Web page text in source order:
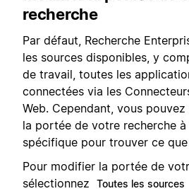
recherche
Par défaut, Recherche
les sources disponibles, y
de travail, toutes les
connectées via les
Web. Cependant, vous
la portée de votre recherche à
spécifique pour trouver ce
Pour modifier la portée de
sélectionnez
Toutes les sources